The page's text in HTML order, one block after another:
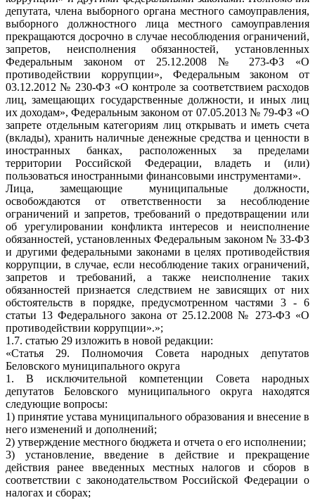
депутата, члена выборного органа местного самоуправления,
выборного должностного лица местного самоуправления
прекращаются досрочно в случае несоблюдения ограничений,
запретов, неисполнения обязанностей, установленных
Федеральным законом от 25.12.2008 № 273-ФЗ «О
противодействии коррупции», Федеральным законом от
03.12.2012 № 230-ФЗ «О контроле за соответствием расходов
лиц, замещающих государственные должности, и иных лиц
их доходам», Федеральным законом от 07.05.2013 № 79-ФЗ «О
запрете отдельным категориям лиц открывать и иметь счета
(вклады), хранить наличные денежные средства и ценности в
иностранных банках, расположенных за пределами
территории Российской Федерации, владеть и (или)
пользоваться иностранными финансовыми инструментами».
Лица, замещающие муниципальные должности,
освобождаются от ответственности за несоблюдение
ограничений и запретов, требований о предотвращении или
об урегулировании конфликта интересов и неисполнение
обязанностей, установленных Федеральным законом № 33-ФЗ
и другими федеральными законами в целях противодействия
коррупции, в случае, если несоблюдение таких ограничений,
запретов и требований, а также неисполнение таких
обязанностей признается следствием не зависящих от них
обстоятельств в порядке, предусмотренном частями 3 - 6
статьи 13 Федерального закона от 25.12.2008 № 273-ФЗ «О
противодействии коррупции».»;
1.7. статью 29 изложить в новой редакции:
«Статья 29. Полномочия Совета народных депутатов
Беловского муниципального округа
1. В исключительной компетенции Совета народных
депутатов Беловского муниципального округа находятся
следующие вопросы:
1) принятие устава муниципального образования и внесение в
него изменений и дополнений;
2) утверждение местного бюджета и отчета о его исполнении;
3) установление, введение в действие и прекращение
действия ранее введенных местных налогов и сборов в
соответствии с законодательством Российской Федерации о
налогах и сборах;